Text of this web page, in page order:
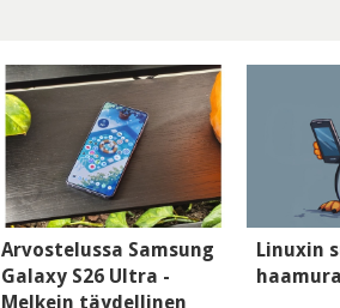
Arvostelussa Samsung
Galaxy S26 Ultra -
Melkein täydellinen
Linuxin